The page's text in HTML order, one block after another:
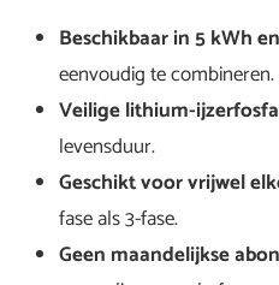
Beschikbaar in 5 kWh
eenvoudig te combineren.
Veilige lithium-
levensduur.
Geschikt voor vrijwel
fase als 3-fase.
Geen maandelijkse